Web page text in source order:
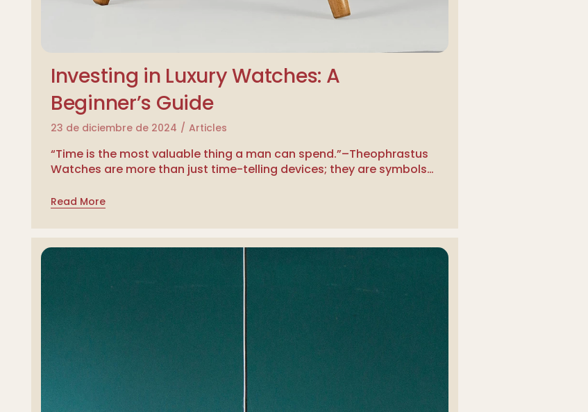
Investing in Luxury Watches: A
Beginner’s Guide
23 de diciembre de 2024 Articles
“Time is the most valuable thing a man can spend.”–Theophrastus
Watches are more than just time-telling devices; they are symbols…
Read More